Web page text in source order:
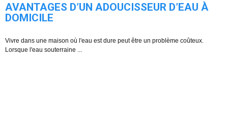
AVANTAGES D’UN ADOUCISSEUR D’EAU À
DOMICILE
Vivre dans une maison où l'eau est dure peut être un problème coûteux.
Lorsque l'eau souterraine ...